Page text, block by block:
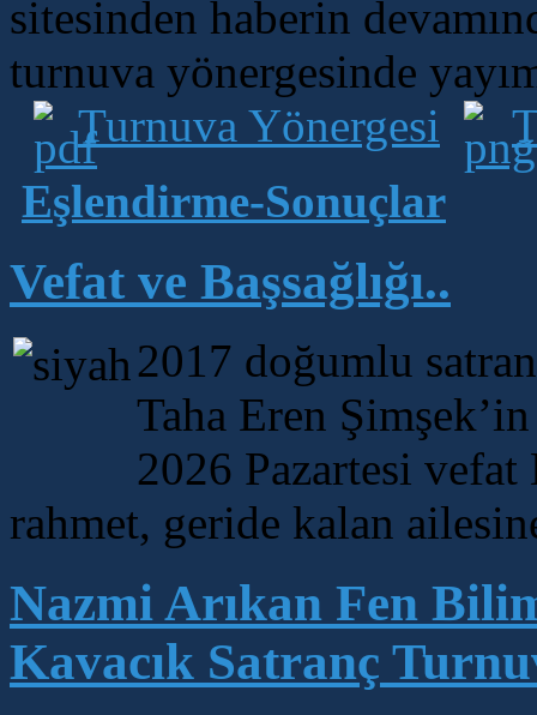
sitesinden haberin
turnuva yönergesinde
Turnuva Yönergesi
Eşlendirme-Sonuçlar
Vefat ve Başsağlığı..
2017 doğumlu
Taha Eren
2026 Pazartesi
rahmet, geride kalan
Nazmi Arıkan Fen
Kavacık Satranç